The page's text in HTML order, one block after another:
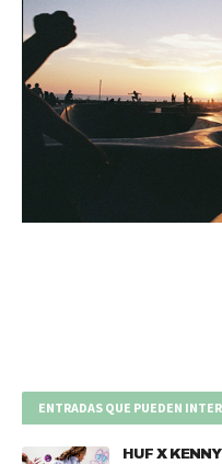
ENTRADAS QUE PUEDEN
HUF X